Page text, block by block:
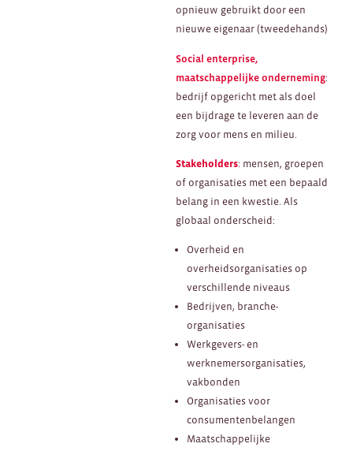
opnieuw gebruikt door een
nieuwe eigenaar (tweedehands)
Social enterprise,
maatschappelijke onderneming:
bedrijf opgericht met als doel
een bijdrage te leveren aan de
zorg voor mens en milieu.
Stakeholders: mensen, groepen
of organisaties met een bepaald
belang in een kwestie. Als
globaal onderscheid:
Overheid en
overheidsorganisaties op
verschillende niveaus
Bedrijven, branche-
organisaties
Werkgevers- en
werknemersorganisaties,
vakbonden
Organisaties voor
consumentenbelangen
Maatschappelijke